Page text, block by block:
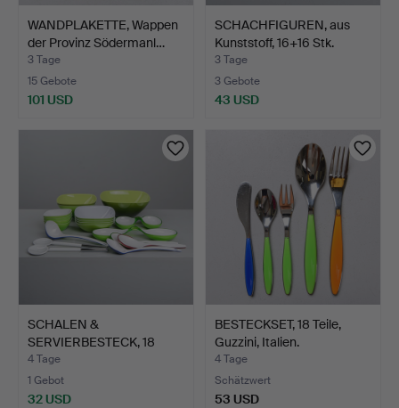
WANDPLAKETTE, Wappen
der Provinz Södermanl…
3 Tage
15 Gebote
101 USD
SCHACHFIGUREN, aus
Kunststoff, 16+16 Stk.
3 Tage
3 Gebote
43 USD
SCHALEN &
SERVIERBESTECK, 18
Teile, Guzzin…
4 Tage
1 Gebot
32 USD
BESTECKSET, 18 Teile,
Guzzini, Italien.
4 Tage
Schätzwert
53 USD